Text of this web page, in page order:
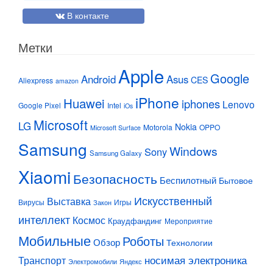
В контакте
Метки
Aliexpress amazon Android Apple Asus CES Google
Google Pixel Huawei Intel iOs iPhone iphones Lenovo
LG Microsoft Microsoft Surface Motorola Nokia OPPO
Samsung Samsung Galaxy SonyWindows
Xiaomi Безопасность Беспилотный Бытовое
Вирусы Выставка Закон Игры Искусственный
интеллект Космос Краудфандинг Мероприятие
МобильныеОбзор Роботы Технологии
Транспорт Электромобили Яндекс носимая электроника